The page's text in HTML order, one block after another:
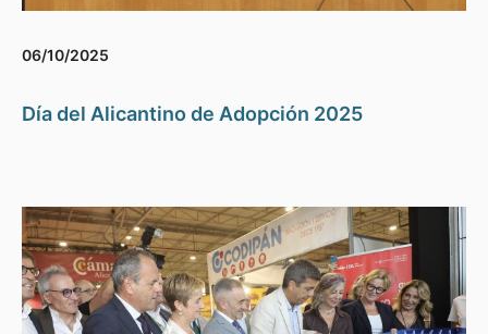
06/10/2025
Día del Alicantino de Adopción 2025